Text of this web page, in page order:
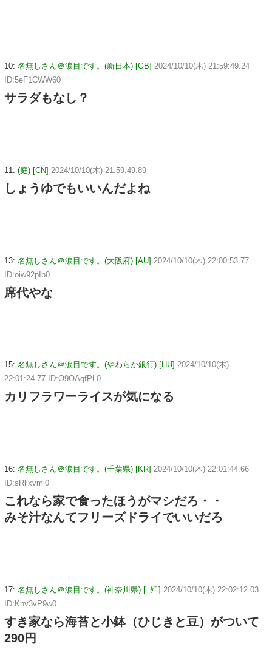
10: 名無しさん＠涙目です。(新日本) [GB] 2024/10/10(木) 21:59:49.24
ID:5eF1CWW60
サラダもなし？
11: (庭) [CN] 2024/10/10(木) 21:59:49.89
しょうゆでもいいんだよね
13: 名無しさん＠涙目です。(大阪府) [AU] 2024/10/10(木) 22:00:53.77
ID:oiw92pIb0
席代やな
15: 名無しさん＠涙目です。(やわらか銀行) [HU] 2024/10/10(木)
22:01:24.77 ID:O9OAqfPL0
カリフラワーライスが気になる
16: 名無しさん＠涙目です。(千葉県) [KR] 2024/10/10(木) 22:01:44.66
ID:sRllxvml0
これなら家で食ったほうがマシだろ・・
みそ汁なんてフリーズドライでいいだろ
17: 名無しさん＠涙目です。(神奈川県) [ﾆﾀﾞ] 2024/10/10(木) 22:02:12.03
ID:Knv3vP9w0
すき家なら海苔と小鉢（ひじきと豆）がついて
290円